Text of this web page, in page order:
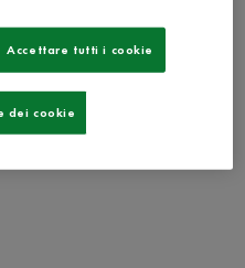
Accettare tutti i cookie
dei cookie